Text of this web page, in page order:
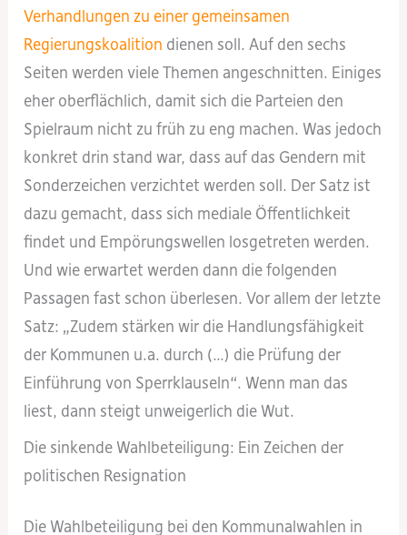
Verhandlungen zu einer gemeinsamen
Regierungskoalition dienen soll. Auf den sechs
Seiten werden viele Themen angeschnitten. Einiges
eher oberflächlich, damit sich die Parteien den
Spielraum nicht zu früh zu eng machen. Was jedoch
konkret drin stand war, dass auf das Gendern mit
Sonderzeichen verzichtet werden soll. Der Satz ist
dazu gemacht, dass sich mediale Öffentlichkeit
findet und Empörungswellen losgetreten werden.
Und wie erwartet werden dann die folgenden
Passagen fast schon überlesen. Vor allem der letzte
Satz: „Zudem stärken wir die Handlungsfähigkeit
der Kommunen u.a. durch (…) die Prüfung der
Einführung von Sperrklauseln“. Wenn man das
liest, dann steigt unweigerlich die Wut.
Die sinkende Wahlbeteiligung: Ein Zeichen der
politischen Resignation
Die Wahlbeteiligung bei den Kommunalwahlen in